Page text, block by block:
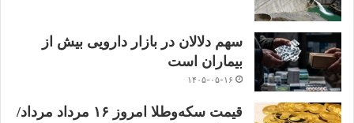
سهم دلالان در بازار دارویی بیش از
بیماران است
۱۴۰۵-۰۵-۱۶
قیمت سکه‌و‌طلا‌ امروز ۱۶ مرداد مرداد/